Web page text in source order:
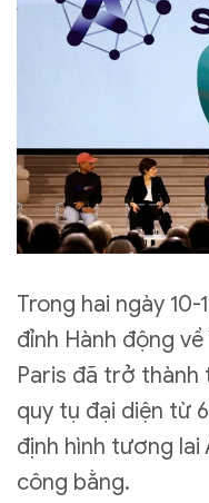
Trong hai ngày 10-
đỉnh Hành động
Paris đã trở thành
quy tụ đại diện từ
định hình tương lai
công bằng.